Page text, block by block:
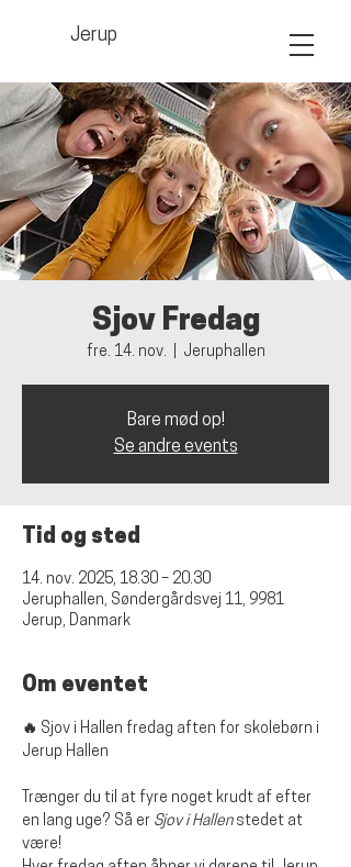
Jerup
Sjov Fredag
fre. 14. nov. Jeruphallen
Bare mød op!
Se andre events
Tid og sted
14. nov. 2025, 18.30 – 20.30
Jeruphallen, Søndergårdsvej 11, 9981
Jerup, Danmark
Om eventet
🔥 Sjov i Hallen fredag aften for skolebørn i
Jerup Hallen
Trænger du til at fyre noget krudt af efter
en lang uge? Så er Sjov i Hallen stedet at
være!